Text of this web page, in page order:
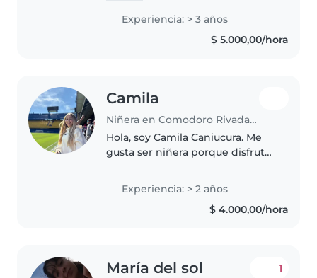
niños, cuidé a dos bebés desde
sus primeros meses hasta los 2
Experiencia: > 3 años
$ 5.000,00/hora
Camila
Niñera en Comodoro Rivadavia
Hola, soy Camila Caniucura. Me
gusta ser niñera porque disfruto
niños y crear un ambiente
donde se sientan seguros,
contenidos y felices. Me
Experiencia: > 2 años
$ 4.000,00/hora
María del sol 1